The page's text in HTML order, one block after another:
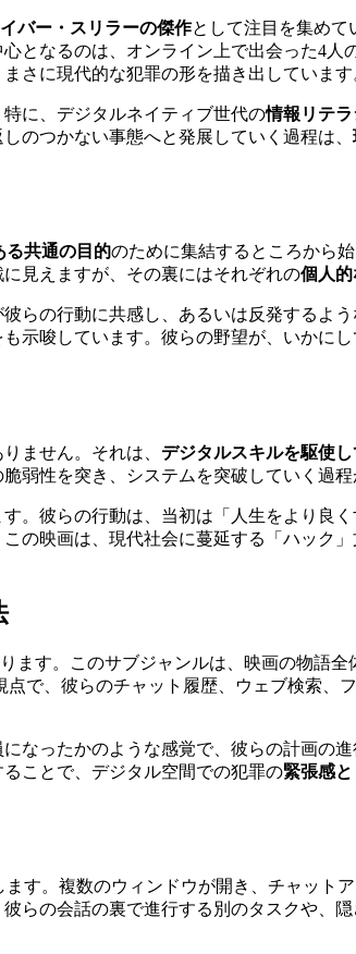
バー・スリラーの傑作として注目を集めて
なるのは、オンライン上で出会った4人
まさに現代的な犯罪の形を描き出しています
に、デジタルネイティブ世代の情報リテ
のつかない事態へと発展していく過程は、
る共通の目的のために集結するところから
見えますが、その裏にはそれぞれの個人
らの行動に共感し、あるいは反発するよ
も示唆しています。彼らの野望が、いかに
ません。それは、 デジタルスキルを駆使
弱性を突き、システムを突破していく過程
。彼らの行動は、当初は「人生をより良
の映画は、現代社会に蔓延する「ハック
ます。このサブジャンルは、映画の物語
で、彼らのチャット履歴、ウェブ検索、フ
なったかのような感覚で、彼らの計画の
ことで、デジタル空間での犯罪の緊張感
ます。複数のウィンドウが開き、チャット
らの会話の裏で進行する別のタスクや、